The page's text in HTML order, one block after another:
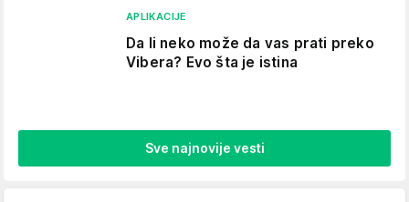
APLIKACIJE
Da li neko može da vas prati preko
Vibera? Evo šta je istina
Sve najnovije vesti